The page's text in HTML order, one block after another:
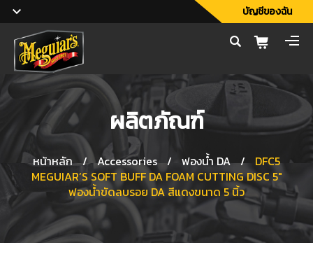
บัญชีของฉัน
ผลิตภัณฑ์
หน้าหลัก / Accessories / ฟองน้ำ DA / DFC5
MEGUIAR’S SOFT BUFF DA FOAM CUTTING DISC 5″
ฟองน้ำขัดลบรอย DA สีแดงขนาด 5 นิ้ว